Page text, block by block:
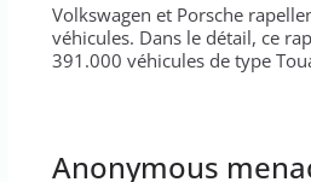
Volkswagen et Porsche
véhicules. Dans le détail, ce
391.000 véhicules de type
Anonymous